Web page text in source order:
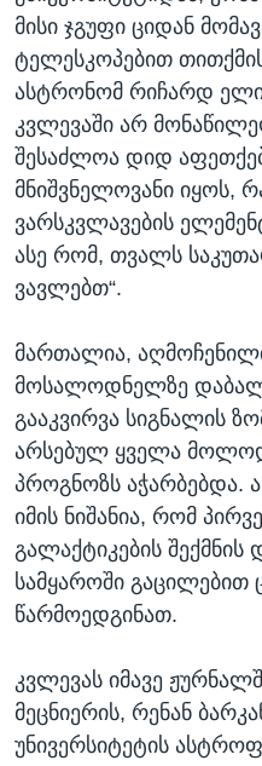
მისი ჯგუფი ციდან
ტელესკოპებით
ასტრონომ რიჩარდ
კვლევაში არ
შესაძლოა დიდ
მნიშვნელოვანი იყოს,
ვარსკვლავების
ასე რომ, თვალს
ვავლებთ“.
მართალია,
მოსალოდნელზე
გააკვირვა სიგნალის
არსებულ ყველა
პროგნოზს აჭარბებდა.
იმის ნიშანია, რომ
გალაქტიკების
სამყაროში გაცილებით
წარმოედგინათ.
კვლევას იმავე
მეცნიერის, რენან
უნივერსიტეტის